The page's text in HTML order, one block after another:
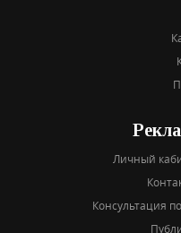
Личный
Консультация